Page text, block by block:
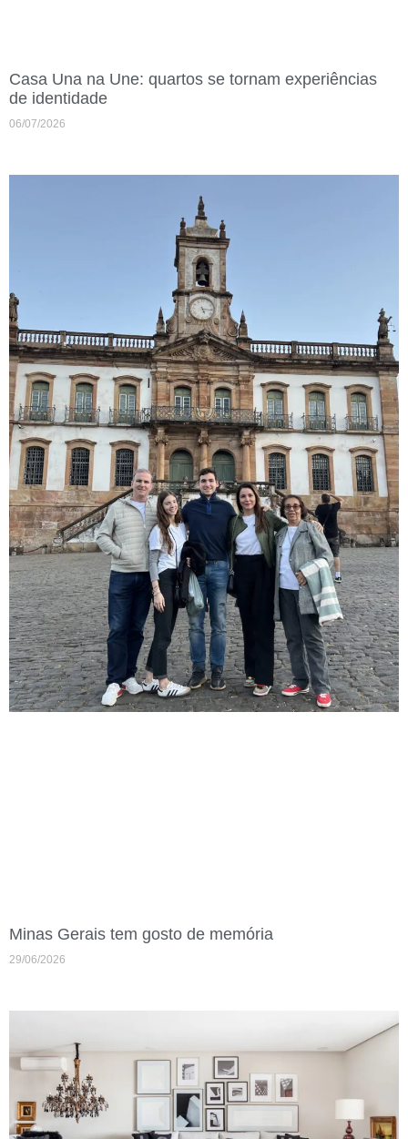
Casa Una na Une: quartos se tornam experiências
de identidade
06/07/2026
Minas Gerais tem gosto de memória
29/06/2026